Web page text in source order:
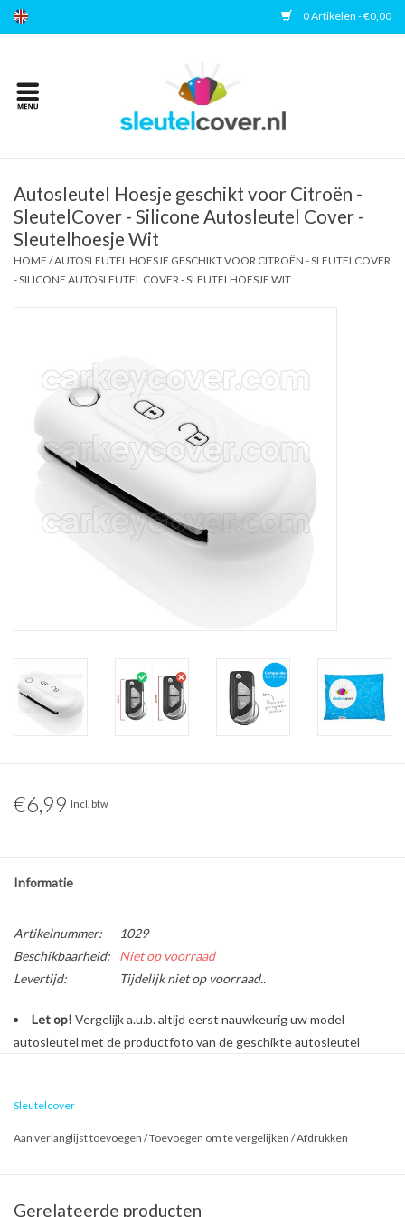
0 Artikelen - €0,00
Home
Accessoires
Veelgestelde vragen
Autosleutel Hoesje geschikt voor Citroën -
SleutelCover - Silicone Autosleutel Cover -
Sleutelhoesje Wit
HOME /AUTOSLEUTEL HOESJE GESCHIKT VOOR CITROËN - SLEUTELCOVER
- SILICONE AUTOSLEUTEL COVER - SLEUTELHOESJE WIT
€6,99 Incl. btw
Informatie
Artikelnummer:
1029
Beschikbaarheid:
Niet op voorraad
Levertijd:
Tijdelijk niet op voorraad..
Let op! Vergelijk a.u.b. altijd eerst nauwkeurig uw model
autosleutel met de productfoto van de geschikte autosleutel
Sleutelcover
Aan verlanglijst toevoegen /Toevoegen om te vergelijken /Afdrukken
Gerelateerde producten